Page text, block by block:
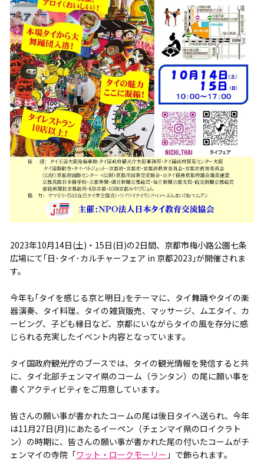
2023年10月14日(土)・15日(日)の2日間、京都市梅小路公園七条
広場にて｢日･タイ･カルチャーフェア in 京都2023｣が開催されま
す。
今年も｢タイを感じる京と明日｣をテーマに、タイ舞踊やタイの楽
器演奏、タイ料理、タイの雑貨販売、マッサージ、ムエタイ、カ
ービング、子ども縁日など、京都にいながらタイの風を存分に感
じられる充実したイベント内容となっています。
タイ国政府観光庁のブースでは、タイの観光情報を発信すると共
に、タイ北部チェンマイ県のコーム（ランタン）の尾に願い事を
書くアクティビティをご用意しています。
皆さんの願い事が書かれたコームの尾は後日タイへ送られ、今年
は11月27日(月)にあたるイーペン（チェンマイ県のロイクラト
ン）の時期に、皆さんの願い事が書かれた尾の付いたコームがチ
ェンマイの寺院「ワット・ロークモーリー 」で飾られます。